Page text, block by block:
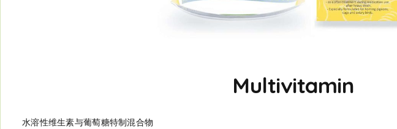
Multivitamin
水溶性维生素与葡萄糖特制混合物